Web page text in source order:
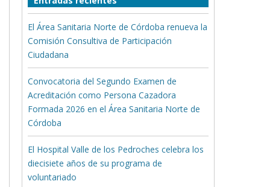
El Área Sanitaria Norte de Córdoba renueva la
Comisión Consultiva de Participación
Ciudadana
Convocatoria del Segundo Examen de
Acreditación como Persona Cazadora
Formada 2026 en el Área Sanitaria Norte de
Córdoba
El Hospital Valle de los Pedroches celebra los
diecisiete años de su programa de
voluntariado